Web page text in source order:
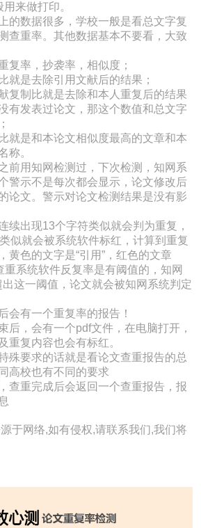
来做打印。
的数据很多，学校一般是看总文字复
查重率。其他数据基本不要看，大致
率，抄袭率，相似度；
是去除引用文献后的结果；
复制比就是去除和本人重复后的结果
有发表过论文，那这个数值和总文字
就是和本论文相似度最高的文章和本
称。
前用知网检测过，下次检测，知网系
警示不是每次都会显示，论文修改后
论文。警示对论文检测结果是没有影
续出现13个字符类似就会判为重复，
似就会被系统软件标红，计算到重复
黄色的文字是“引用”，红色的文章
重系统软件反复率是有阈值的，知网
这一阈值，论文就会被知网系统判定
会有一个重复率的报告！
后，会有一个pdf文件，在电脑打开，
重复内容也会有标红。
殊要求的话就是看论文查重报告的总
高校也有不同的要求
查重完成后会返回一个查重报告，报
于网络,如有侵权,请联系我们,我们将